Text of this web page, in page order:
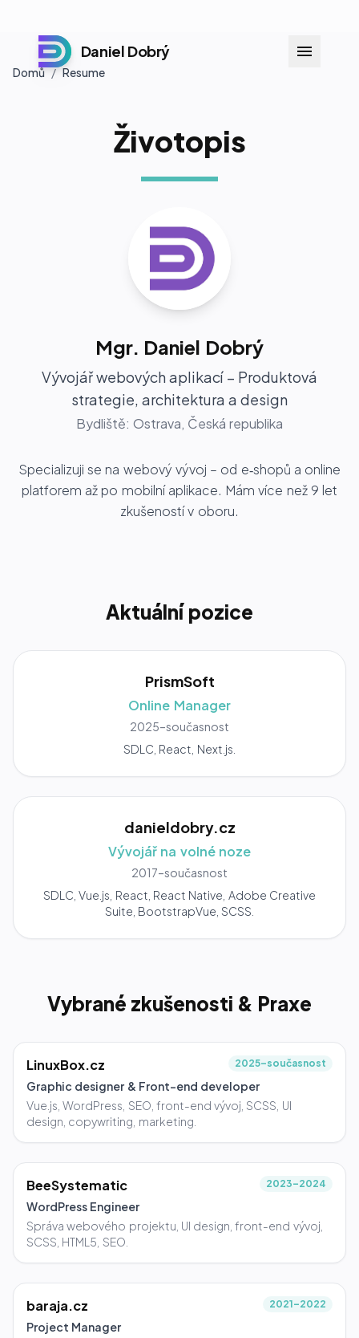
Daniel Dobrý
Domů / Resume
Životopis
Mgr. Daniel Dobrý
Vývojář webových aplikací – Produktová
strategie, architektura a design
Bydliště: Ostrava, Česká republika
Specializuji se na webový vývoj – od e‑shopů a online
platforem až po mobilní aplikace. Mám více než 9 let
zkušeností v oboru.
Aktuální pozice
PrismSoft
Online Manager
2025–současnost
SDLC, React, Next.js.
danieldobry.cz
Vývojář na volné noze
2017–současnost
SDLC, Vue.js, React, React Native, Adobe Creative
Suite, BootstrapVue, SCSS.
Vybrané zkušenosti & Praxe
2025–současnost
LinuxBox.cz
Graphic designer & Front-end developer
Vue.js, WordPress, SEO, front-end vývoj, SCSS, UI
design, copywriting, marketing.
2023–2024
BeeSystematic
WordPress Engineer
Správa webového projektu, UI design, front-end vývoj,
SCSS, HTML5, SEO.
2021–2022
baraja.cz
Project Manager